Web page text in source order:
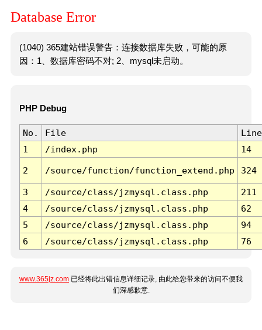
Database Error
(1040) 365建站错误警告：连接数据库失败，可能的原
因：1、数据库密码不对; 2、mysql未启动。
PHP Debug
No. File
Line
1
/index.php 14
2 /source/function/function_extend.php 324
3 /source/class/jzmysql.class.php
211
4
/source/class/jzmysql.class.php
62
5
/source/class/jzmysql.class.php
94
6
/source/class/jzmysql.class.php 76
www.365jz.com 已经将此出错信息详细记录, 由此给您带来的访问不便我
们深感歉意.